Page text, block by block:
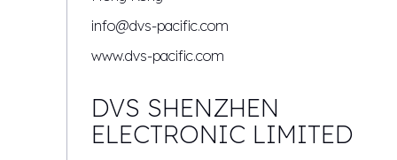
info@dvs-pacific.com
www.dvs-pacific.com
DVS SHENZHEN
ELECTRONIC LIMITED